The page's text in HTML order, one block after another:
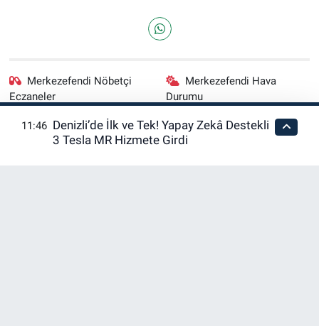
Merkezefendi Nöbetçi
Eczaneler
Merkezefendi Hava
Durumu
Merkezefendi Trafik
Yoğunluk Haritası
Puan Durumu ve Fikstür
11:46 Denizli’de İlk ve Tek! Yapay Zekâ Destekli
3 Tesla MR Hizmete Girdi